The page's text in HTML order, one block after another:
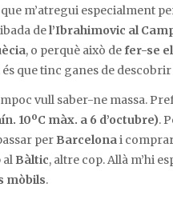
m’atregui especialment
del’Ibrahimovic al
, o perquè això de fer-se
que tinc ganes de descobrir
vull saber-ne massa.
10ºC màx. a 6 d’octubre).
per Barcelonai
al Bàltic, altre cop. Allà m’hi
mòbils.